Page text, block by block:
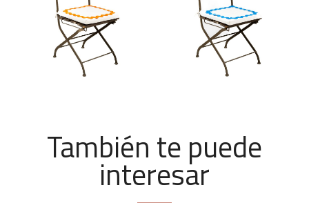
También te puede
interesar